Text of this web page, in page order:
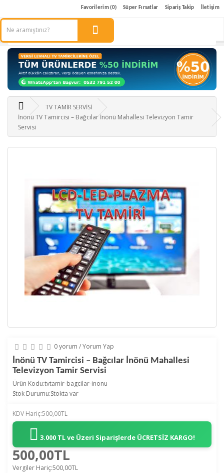
Favorilerim (0) Süper Fırsatlar Sipariş Takip İletişim
TV TAMİR SERVİSİ
İnönü TV Tamircisi – Bağcılar İnönü Mahallesi Televizyon Tamir
Servisi
0 yorum /Yorum Yap
İnönü TV Tamircisi – Bağcılar İnönü Mahallesi
Televizyon Tamir Servisi
Ürün Kodu:tvtamir-bagcilar-inonu
Stok Durumu:Stokta var
KDV Hariç:500,00TL
3.000 TL ve Üzeri Siparişlerde ÜCRETSİZ KARGO!
500,00TL
Vergiler Hariç:500,00TL